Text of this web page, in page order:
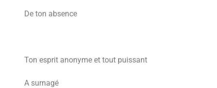
De ton absence
Ton esprit anonyme et tout puissant
A surnagé